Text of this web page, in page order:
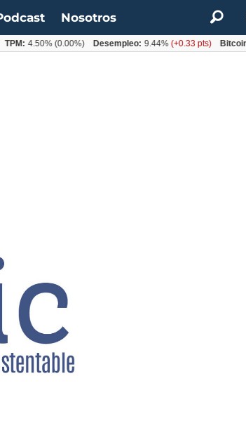
Nosotros
4.50%(0.00%) Desempleo: 9.44%(+0.33 pts) Bitcoin: